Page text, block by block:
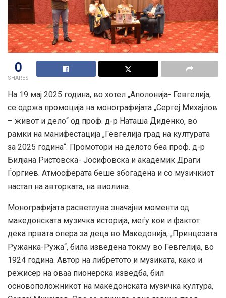
0
SHARES
На 19 мај 2025 година, во хотел „Аполонија- Гевгелија,
се одржа промоција на монографијата „Сергеј Михајлов
– живот и дело“ од проф. д-р Наташа Диденко, во
рамки на манифестација „Гевгелија град на културата
за 2025 година“. Промотори на делото беа проф. д-р
Билјана Ристовска- Јосифовска и академик Драги
Ѓоргиев. Атмосферата беше збогадена и со музичкиот
настап на авторката, на виолина.
Монографијата расветлува значајни моменти од
македонската музичка историја, меѓу кои и фактот
дека првата опера за деца во Македонија, „Принцезата
Ружанка-Ружа“, била изведена токму во Гевгелија, во
1924 година. Автор на либретото и музиката, како и
режисер на оваа пионерска изведба, бил
основоположникот на македонската музичка култура,